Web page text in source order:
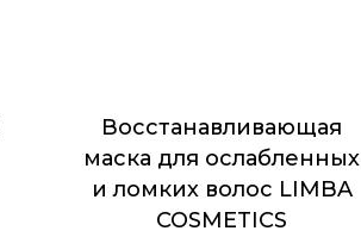
Восстанавливающая
маска для ослабленных
и ломких волос LIMBA
COSMETICS